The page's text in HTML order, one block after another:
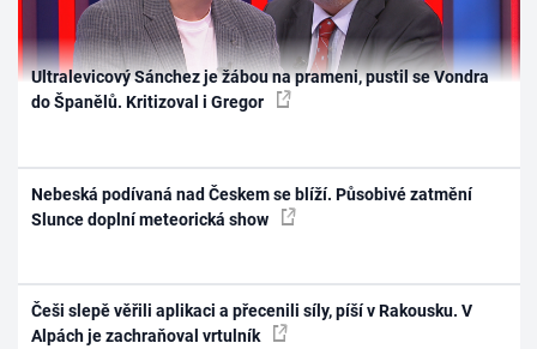
Ultralevicový Sánchez je žábou na prameni, pustil se Vondra
do Španělů. Kritizoval i Gregor
Nebeská podívaná nad Českem se blíží. Působivé zatmění
Slunce doplní meteorická show
Češi slepě věřili aplikaci a přecenili síly, píší v Rakousku. V
Alpách je zachraňoval vrtulník